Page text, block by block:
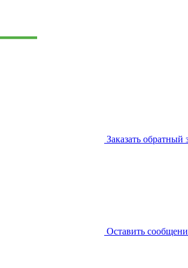
Заказать обратный
Оставить